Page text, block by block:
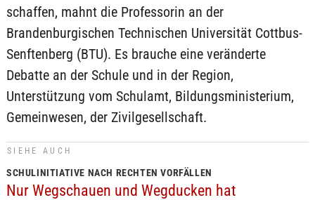
schaffen, mahnt die Professorin an der
Brandenburgischen Technischen Universität Cottbus-
Senftenberg (BTU). Es brauche eine veränderte
Debatte an der Schule und in der Region,
Unterstützung vom Schulamt, Bildungsministerium,
Gemeinwesen, der Zivilgesellschaft.
SIEHE AUCH
SCHULINITIATIVE NACH RECHTEN VORFÄLLEN
Nur Wegschauen und Wegducken hat